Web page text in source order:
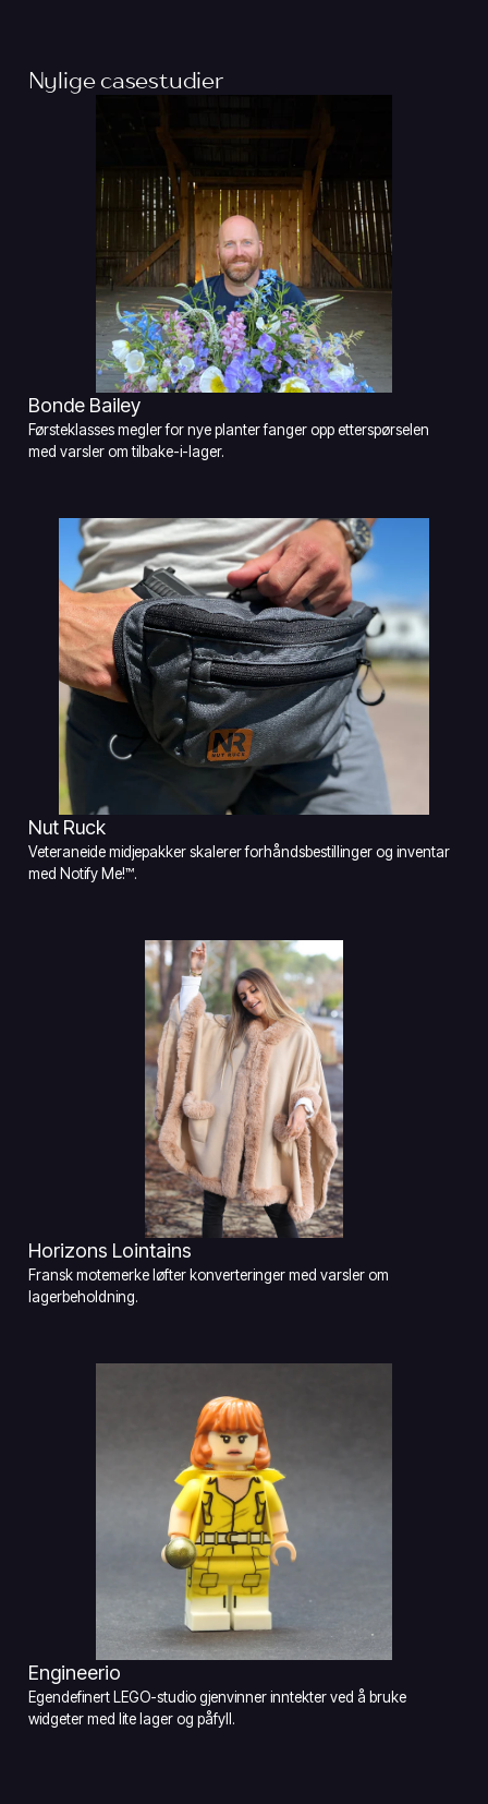
Nylige casestudier
Bonde Bailey
Førsteklasses megler for nye planter fanger opp etterspørselen
med varsler om tilbake-i-lager.
Nut Ruck
Veteraneide midjepakker skalerer forhåndsbestillinger og inventar
med Notify Me!™.
Horizons Lointains
Fransk motemerke løfter konverteringer med varsler om
lagerbeholdning.
Engineerio
Egendefinert LEGO-studio gjenvinner inntekter ved å bruke
widgeter med lite lager og påfyll.